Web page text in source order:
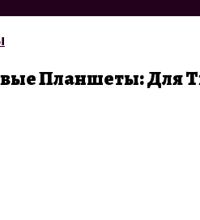
Планшеты: Для